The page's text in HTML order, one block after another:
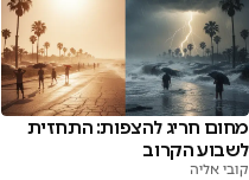
מחום חריג להצפות: התחזית
לשבוע הקרוב
קובי אליה